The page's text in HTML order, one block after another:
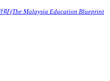
략 (The Malaysia Education Blueprint